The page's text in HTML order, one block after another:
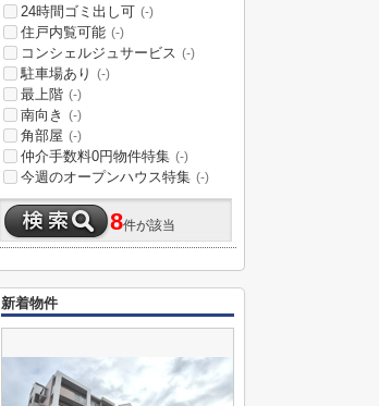
24時間ゴミ出し可 (-)
住戸内覧可能 (-)
コンシェルジュサービス (-)
駐車場あり (-)
最上階 (-)
南向き (-)
角部屋 (-)
仲介手数料0円物件特集 (-)
今週のオープンハウス特集 (-)
8件が該当
新着物件